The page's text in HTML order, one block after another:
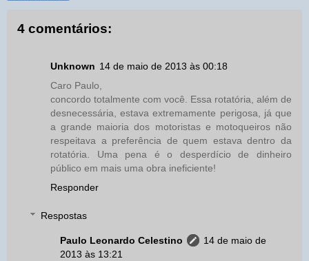
4 comentários:
Unknown 14 de maio de 2013 às 00:18
Caro Paulo,
concordo totalmente com você. Essa rotatória, além de
desnecessária, estava extremamente perigosa, já que
a grande maioria dos motoristas e motoqueiros não
respeitava a preferência de quem estava dentro da
rotatória. Uma pena é o desperdício de dinheiro
público em mais uma obra ineficiente!
Responder
Respostas
Paulo Leonardo Celestino
14 de maio de
2013 às 13:21